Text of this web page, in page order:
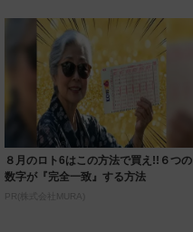
８月のロト6はこの方法で買え!!６つの
数字が『完全一致』する方法
PR(株式会社MURA)